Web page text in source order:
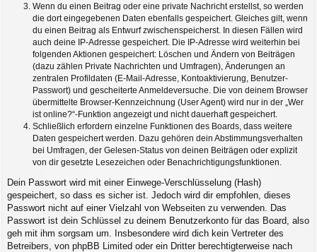
Wenn du einen Beitrag oder eine private Nachricht erstellst, so werden
die dort eingegebenen Daten ebenfalls gespeichert. Gleiches gilt, wenn
du einen Beitrag als Entwurf zwischenspeicherst. In diesen Fällen wird
auch deine IP-Adresse gespeichert. Die IP-Adresse wird weiterhin bei
folgenden Aktionen gespeichert: Löschen und Ändern von Beiträgen
(dazu zählen Private Nachrichten und Umfragen), Änderungen an
zentralen Profildaten (E-Mail-Adresse, Kontoaktivierung, Benutzer-
Passwort) und gescheiterte Anmeldeversuche. Die von deinem Browser
übermittelte Browser-Kennzeichnung (User Agent) wird nur in der „Wer
ist online?“-Funktion angezeigt und nicht dauerhaft gespeichert.
Schließlich erfordern einzelne Funktionen des Boards, dass weitere
Daten gespeichert werden. Dazu gehören dein Abstimmungsverhalten
bei Umfragen, der Gelesen-Status von deinen Beiträgen oder explizit
von dir gesetzte Lesezeichen oder Benachrichtigungsfunktionen.
Dein Passwort wird mit einer Einwege-Verschlüsselung (Hash)
gespeichert, so dass es sicher ist. Jedoch wird dir empfohlen, dieses
Passwort nicht auf einer Vielzahl von Webseiten zu verwenden. Das
Passwort ist dein Schlüssel zu deinem Benutzerkonto für das Board, also
geh mit ihm sorgsam um. Insbesondere wird dich kein Vertreter des
Betreibers, von phpBB Limited oder ein Dritter berechtigterweise nach